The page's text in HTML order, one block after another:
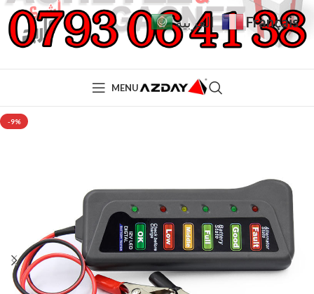
MENU
-9%
العربية Français